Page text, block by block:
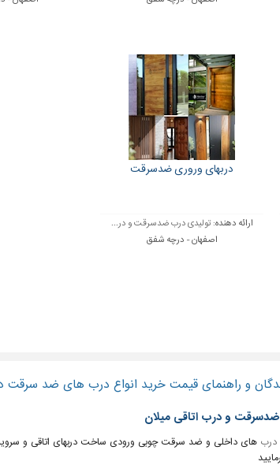
دربهای وروری ضدسرقت
ارائه دهنده: تولیدی درب ضدسرقت و در...
اصفهان - درچه شفق
و راهنمای قیمت خرید انواع درب های ضد سرقت
و درب اتاقی میلان
درب های داخلی و ضد سرقت چوبی ورودی ساخت دربهای اتاقی و